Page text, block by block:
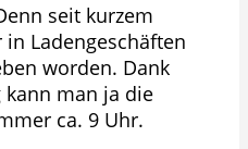
seit kurzem
Ladengeschäften
worden. Dank
kann man ja die
ca. 9 Uhr.